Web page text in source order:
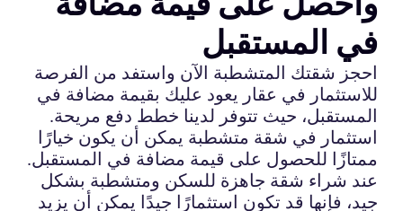
في المستقبل
احجز شقتك المتشطبة الآن واستفد من الفرصة
للاستثمار في عقار يعود عليك بقيمة مضافة في
المستقبل، حيث تتوفر لدينا خطط دفع مريحة.
استثمار في شقة متشطبة يمكن أن يكون خيارًا
ممتازًا للحصول على قيمة مضافة في المستقبل.
عند شراء شقة جاهزة للسكن ومتشطبة بشكل
جيد، فإنها قد تكون استثمارًا جيدًا يمكن أن يزيد